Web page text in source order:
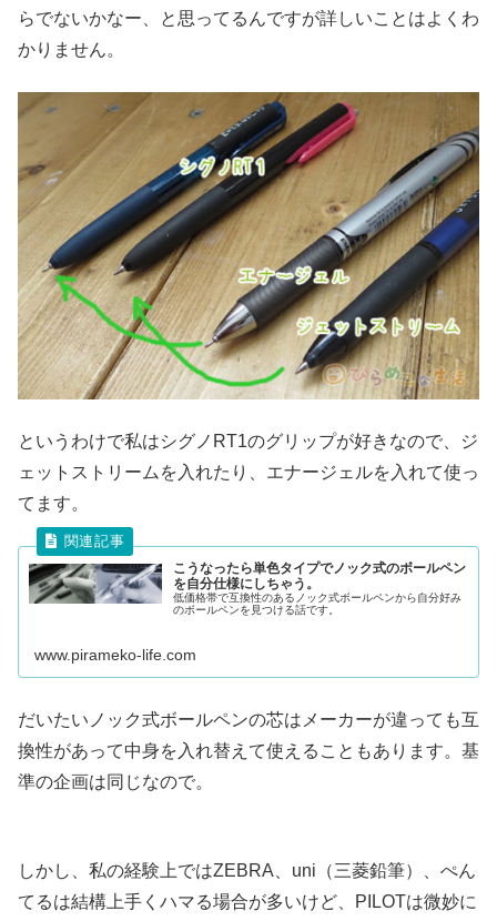
らでないかなー、と思ってるんですが詳しいことはよくわ
かりません。
というわけで私はシグノRT1のグリップが好きなので、ジ
ェットストリームを入れたり、エナージェルを入れて使っ
てます。
こうなったら単色タイプでノック式のボールペン
を自分仕様にしちゃう。
低価格帯で互換性のあるノック式ボールペンから自分好み
のボールペンを見つける話です。
www.pirameko-life.com
だいたいノック式ボールペンの芯はメーカーが違っても互
換性があって中身を入れ替えて使えることもあります。基
準の企画は同じなので。
しかし、私の経験上ではZEBRA、uni（三菱鉛筆）、ぺん
てるは結構上手くハマる場合が多いけど、PILOTは微妙に